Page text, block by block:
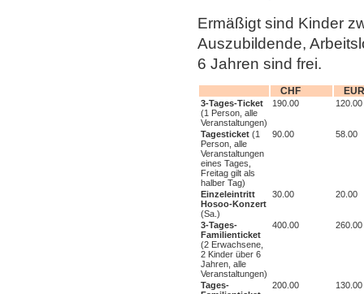
Ermäßigt sind Kinder
Auszubildende,
6 Jahren sind frei.
CHF EUR
3-Tages-Ticket
(1 Person, alle
Veranstaltungen)
190.00 120.00
Tagesticket (1
Person, alle
Veranstaltungen
eines Tages,
Freitag gilt als
halber Tag)
90.00 58.00
Einzeleintritt
Hosoo-Konzert
(Sa.)
30.00 20.00
3-Tages-
Familienticket
(2 Erwachsene,
2 Kinder über 6
Jahren, alle
Veranstaltungen)
400.00 260.00
Tages-
200.00 130.00